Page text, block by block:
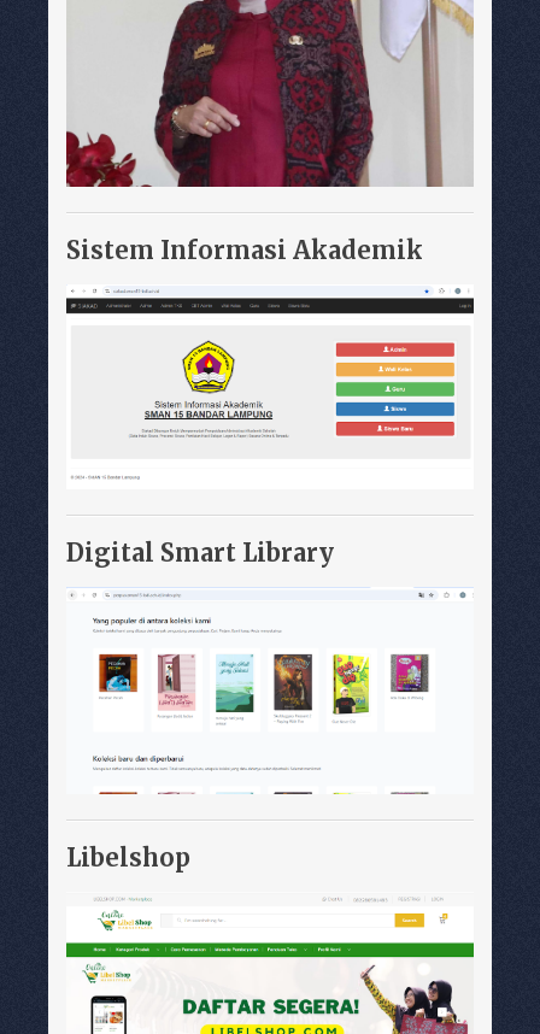
Sistem Informasi Akademik
Digital Smart Library
Libelshop